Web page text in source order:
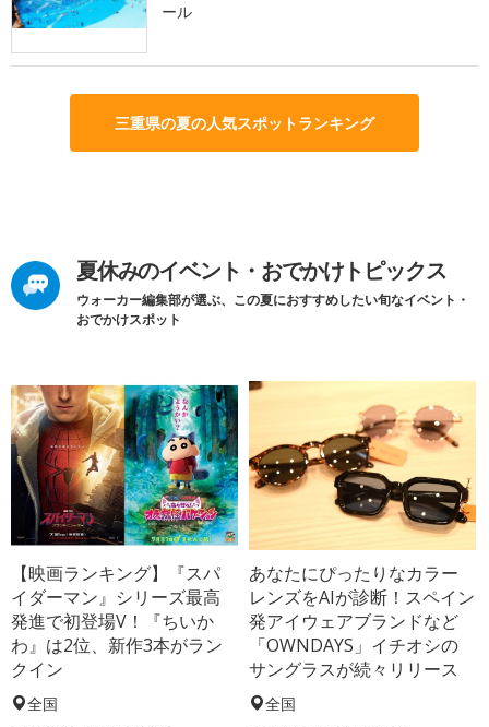
ール
三重県の夏の人気スポットランキング
夏休みのイベント・おでかけトピックス
ウォーカー編集部が選ぶ、この夏におすすめしたい旬なイベント・
おでかけスポット
【映画ランキング】『スパ
イダーマン』シリーズ最高
発進で初登場V！『ちいか
わ』は2位、新作3本がラン
クイン
全国
あなたにぴったりなカラー
レンズをAIが診断！スペイン
発アイウェアブランドなど
「OWNDAYS」イチオシの
サングラスが続々リリース
全国